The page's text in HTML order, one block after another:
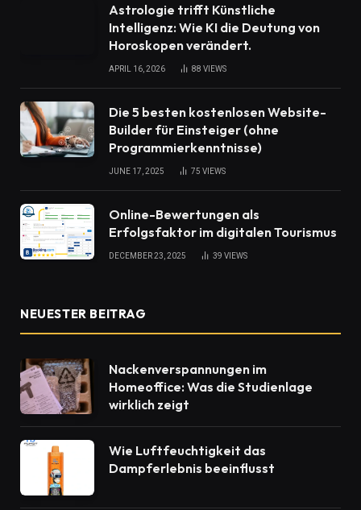
Astrologie trifft Künstliche
Intelligenz: Wie KI die Deutung von
Horoskopen verändert.
APRIL 16, 2026 88 VIEWS
Die 5 besten kostenlosen Website-
Builder für Einsteiger (ohne
Programmierkenntnisse)
JUNE 17, 2025 75 VIEWS
Online-Bewertungen als
Erfolgsfaktor im digitalen Tourismus
DECEMBER 23, 2025 39 VIEWS
NEUESTER BEITRAG
Nackenverspannungen im
Homeoffice: Was die Studienlage
wirklich zeigt
Wie Luftfeuchtigkeit das
Dampferlebnis beeinflusst